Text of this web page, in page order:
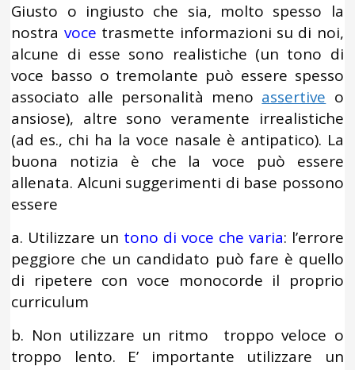
Giusto o ingiusto che sia, molto spesso la
nostra voce trasmette informazioni su di noi,
alcune di esse sono realistiche (un tono di
voce basso o tremolante può essere spesso
associato alle personalità meno assertive o
ansiose), altre sono veramente irrealistiche
(ad es., chi ha la voce nasale è antipatico). La
buona notizia è che la voce può essere
allenata. Alcuni suggerimenti di base possono
essere
a. Utilizzare un tono di voce che varia: l’errore
peggiore che un candidato può fare è quello
di ripetere con voce monocorde il proprio
curriculum
b. Non utilizzare un ritmo troppo veloce o
troppo lento. E’ importante utilizzare un